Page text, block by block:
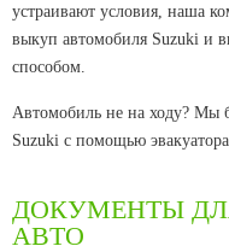
устраивают условия, наша
выкуп автомобиля Suzuki и
способом.
Автомобиль не на ходу? Мы
Suzuki с помощью
ДОКУМЕНТЫ
АВТО